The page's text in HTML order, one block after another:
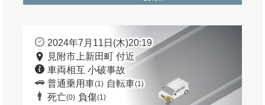
2024年7月11日(木)20:19
見附市上新田町 付近
車両相互 小破事故
普通乗用車(1) 自転車(1)
死亡(0) 負傷(1)